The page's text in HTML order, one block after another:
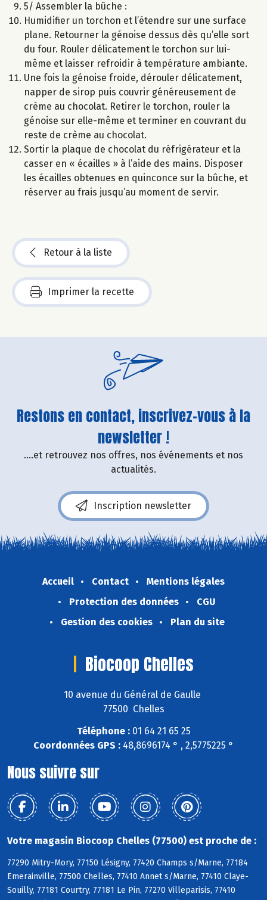
5/ Assembler la bûche :
Humidifier un torchon et l’étendre sur une surface
plane. Retourner la génoise dessus dès qu’elle sort
du four. Rouler délicatement le torchon sur lui-
même et laisser refroidir à température ambiante.
Une fois la génoise froide, dérouler délicatement,
napper de sirop puis couvrir généreusement de
crème au chocolat. Retirer le torchon, rouler la
génoise sur elle-même et terminer en couvrant du
reste de crème au chocolat.
Sortir la plaque de chocolat du réfrigérateur et la
casser en « écailles » à l’aide des mains. Disposer
les écailles obtenues en quinconce sur la bûche, et
réserver au frais jusqu’au moment de servir.
Retour à la liste
Imprimer la recette
Restons en contact, inscrivez-vous à la
newsletter !
....et retrouvez nos offres, nos événements et nos
actualités.
Inscription newsletter
Accueil Contact
Mentions légales
Protection des données
CGU
Gestion des cookies
Plan du site
Biocoop Chelles
10 avenue du Général de Gaulle
77500 Chelles
Téléphone :01 64 21 65 25
Coordonnées GPS : 48,8696174 ° , 2,5775225 °
Nous suivre sur
Votre magasin Biocoop Chelles (77500) est proche de :
77290 Mitry-Mory, 77150 Lésigny, 77420 Champs s/Marne, 77184
Emerainville, 77500 Chelles, 77410 Annet s/Marne, 77410 Claye-
Souilly, 77181 Courtry, 77181 Le Pin, 77270 Villeparisis, 77410